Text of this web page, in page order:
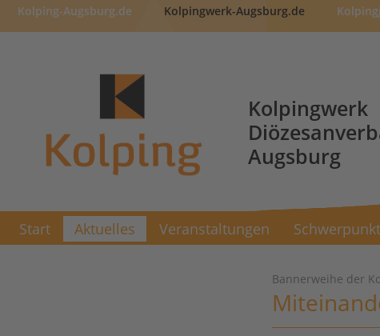
Kolping-Augsburg.de Kolpingwerk-Augsburg.de
Kolpingwerk
Augsburg
Start Aktuelles Veranstaltungen
Bannerweihe der